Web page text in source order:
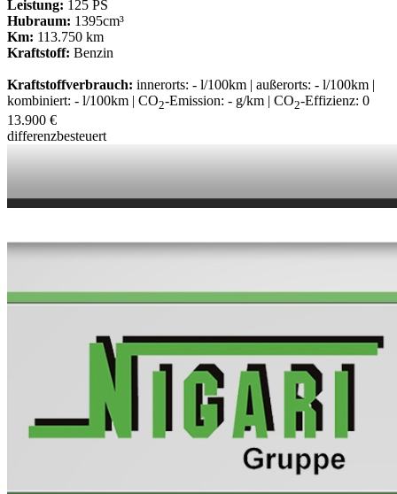
Leistung: 125 PS
Hubraum: 1395cm³
Km: 113.750 km
Kraftstoff: Benzin
Kraftstoffverbrauch: innerorts: - l/100km | außerorts: - l/100km |
kombiniert: - l/100km | CO2-Emission: - g/km | CO2-Effizienz: 0
13.900 €
differenzbesteuert